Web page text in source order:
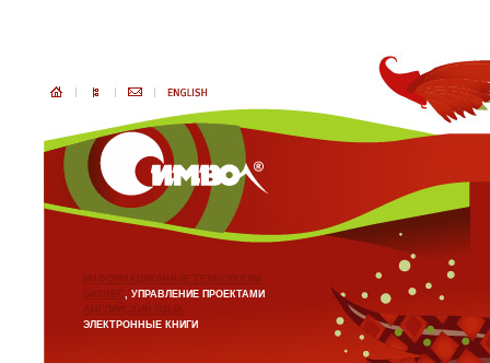
ИНФОРМАЦИОННЫЕ ТЕХНОЛОГИИ
БИЗНЕС, УПРАВЛЕНИЕ ПРОЕКТАМИ
АНГЛИЙСКИЙ ЯЗЫК
ЭЛЕКТРОННЫЕ КНИГИ